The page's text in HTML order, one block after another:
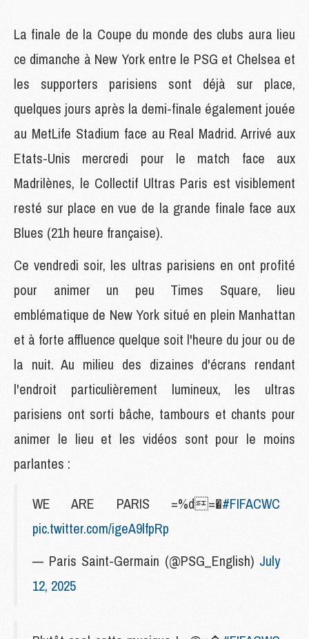
La finale de la Coupe du monde des clubs aura lieu
ce dimanche à New York entre le PSG et Chelsea et
les supporters parisiens sont déjà sur place,
quelques jours après la demi-finale également jouée
au MetLife Stadium face au Real Madrid. Arrivé aux
Etats-Unis mercredi pour le match face aux
Madrilènes, le Collectif Ultras Paris est visiblement
resté sur place en vue de la grande finale face aux
Blues (21h heure française).
Ce vendredi soir, les ultras parisiens en ont profité
pour animer un peu Times Square, lieu
emblématique de New York situé en plein Manhattan
et à forte affluence quelque soit l'heure du jour ou de
la nuit. Au milieu des dizaines d'écrans rendant
l'endroit particulièrement lumineux, les ultras
parisiens ont sorti bâche, tambours et chants pour
animer le lieu et les vidéos sont pour le moins
parlantes :
WE ARE PARIS =%d=�#FIFACWC
pic.twitter.com/igeA9lfpRp
— Paris Saint-Germain (@PSG_English) July
12, 2025